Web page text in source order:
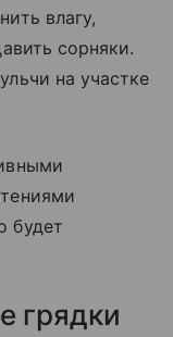
влагу,
сорняки.
на участке
будет
грядки